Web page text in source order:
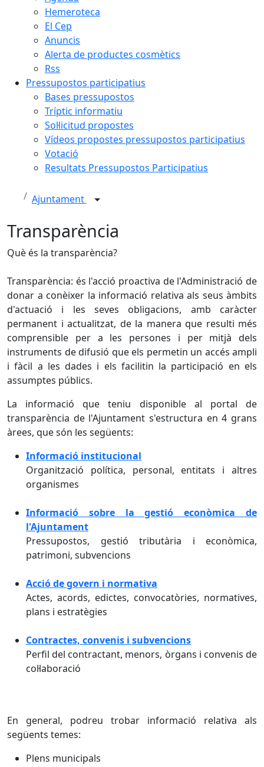
Hemeroteca
El Cep
Anuncis
Alerta de productes cosmètics
Rss
Pressupostos participatius
Bases pressupostos
Tríptic informatiu
Sol·licitud propostes
Vídeos propostes pressupostos participatius
Votació
Resultats Pressupostos Participatius
Ajuntament
Transparència
Què és la transparència?
Transparència: és l'acció proactiva de l'Administració de
donar a conèixer la informació relativa als seus àmbits
d'actuació i les seves obligacions, amb caràcter
permanent i actualitzat, de la manera que resulti més
comprensible per a les persones i per mitjà dels
instruments de difusió que els permetin un accés ampli
i fàcil a les dades i els facilitin la participació en els
assumptes públics.
La informació que teniu disponible al portal de
transparència de l'Ajuntament s'estructura en 4 grans
àrees, que són les següents:
Informació institucional
Organització política, personal, entitats i altres
organismes
Informació sobre la gestió econòmica de
l'Ajuntament
Pressupostos, gestió tributària i econòmica,
patrimoni, subvencions
Acció de govern i normativa
Actes, acords, edictes, convocatòries, normatives,
plans i estratègies
Contractes, convenis i subvencions
Perfil del contractant, menors, òrgans i convenis de
col·laboració
En general, podreu trobar informació relativa als
següents temes:
Plens municipals